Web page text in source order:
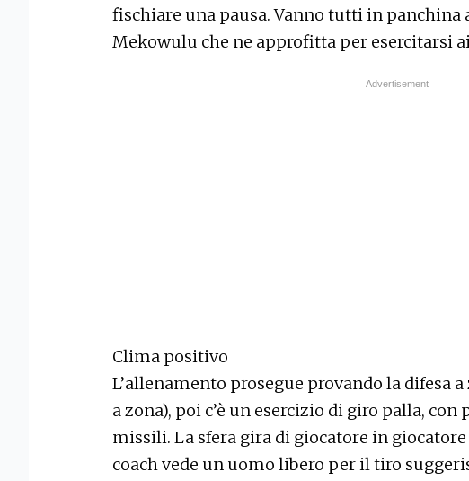
fischiare una pausa. Vanno tutti in panchina
Mekowulu che ne approfitta per esercitarsi
Clima positivo
L’allenamento prosegue provando la difesa a
a zona), poi c’è un esercizio di giro palla, con
missili. La sfera gira di giocatore in
coach vede un uomo libero per il tiro